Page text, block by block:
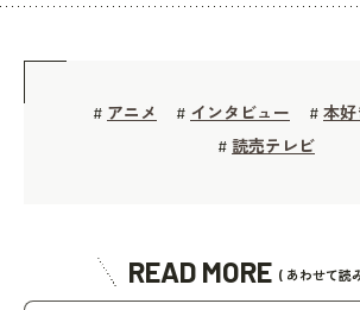
# アニメ # インタビュー # 本
# 読売テレビ
READ MORE ( あわせて読